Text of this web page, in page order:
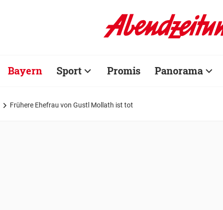
Bayern Sport Promis Panorama
Frühere Ehefrau von Gustl Mollath ist tot